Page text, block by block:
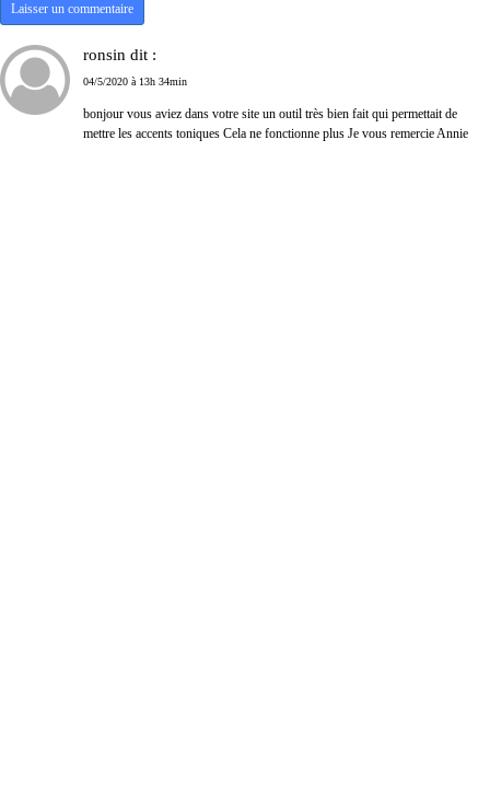
Laisser un commentaire
ronsin dit :
04/5/2020 à 13h 34min
bonjour vous aviez dans votre site un outil très bien fait qui permettait de
mettre les accents toniques Cela ne fonctionne plus Je vous remercie Annie